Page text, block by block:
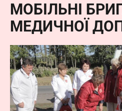
МОБІЛЬНІ
МЕДИЧНОЇ
Станьте